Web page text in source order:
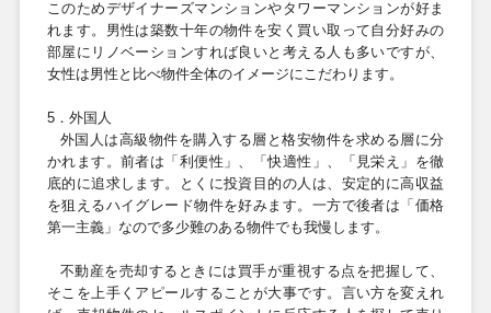
このためデザイナーズマンションやタワーマンションが好ま
れます。男性は築数十年の物件を安く買い取って自分好みの
部屋にリノベーションすれば良いと考える人も多いですが、
女性は男性と比べ物件全体のイメージにこだわります。
5．外国人
外国人は高級物件を購入する層と格安物件を求める層に分
かれます。前者は「利便性」、「快適性」、「見栄え」を徹
底的に追求します。とくに投資目的の人は、安定的に高収益
を狙えるハイグレード物件を好みます。一方で後者は「価格
第一主義」なので多少難のある物件でも我慢します。
不動産を売却するときには買手が重視する点を把握して、
そこを上手くアピールすることが大事です。言い方を変えれ